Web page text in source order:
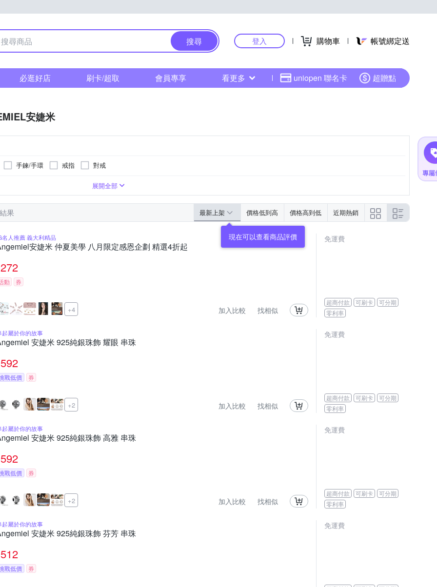
搜尋 登入 購物車 帳號綁定送
必逛好店 刷卡/超取 會員專享 看更多 uniopen 聯名卡 超贈點
安婕米
手鍊/手環 戒指
對戒
展開全部
果 最新上架 價格低到高 價格高到低 近期熱銷
名人推薦 義大利精品
安婕米 仲夏美學 八月限定感恩企劃 精選4折起
272
動 券
+4 加入比較 找相似
免運費
超商付款 可刷卡
可分期
零利率
起屬於你的故事
安婕米 925純銀珠飾 耀眼 串珠
592
戰低價 券
+2 加入比較 找相似
免運費
超商付款 可刷卡
可分期
零利率
起屬於你的故事
安婕米 925純銀珠飾 高雅 串珠
592
戰低價 券
+2 加入比較 找相似
免運費
超商付款 可刷卡
可分期
零利率
起屬於你的故事
安婕米 925純銀珠飾 芬芳 串珠
512
戰低價 券
免運費